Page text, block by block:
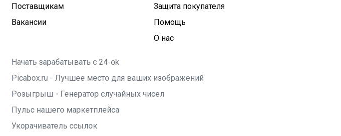
Поставщикам
Вакансии
Защита покупателя
Помощь
О нас
Начать зарабатывать с 24-ok
Picabox.ru - Лучшее место для ваших изображений
Розыгрыш - Генератор случайных чисел
Пульс нашего маркетплейса
Укорачиватель ссылок